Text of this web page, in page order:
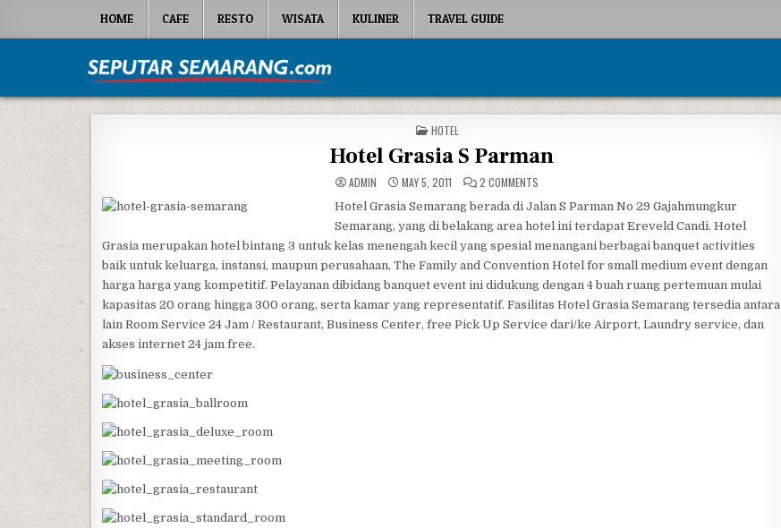
HOME CAFE RESTO WISATA KULINER TRAVEL GUIDE
Seputar Semarang
POSTED IN
HOTEL
Hotel Grasia S Parman
ADMIN MAY 5, 2011 2 COMMENTS
Hotel Grasia Semarang berada di Jalan S Parman No 29 Gajahmungkur
Semarang, yang di belakang area hotel ini terdapat Ereveld Candi. Hotel
Grasia merupakan hotel bintang 3 untuk kelas menengah kecil yang spesial menangani berbagai banquet activities
baik untuk keluarga, instansi, maupun perusahaan, The Family and Convention Hotel for small medium event dengan
harga harga yang kompetitif. Pelayanan dibidang banquet event ini didukung dengan 4 buah ruang pertemuan mulai
kapasitas 20 orang hingga 300 orang, serta kamar yang representatif. Fasilitas Hotel Grasia Semarang tersedia antara
lain Room Service 24 Jam / Restaurant, Business Center, free Pick Up Service dari/ke Airport, Laundry service, dan
akses internet 24 jam free.